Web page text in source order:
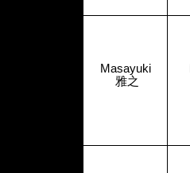
Masayuki
雅之